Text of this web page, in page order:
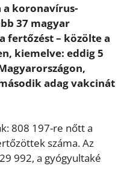
a koronavírus-
37 magyar
fertőzést – közölte a
kiemelve: eddig 5
adag vakcinát
808 197-re nőtt a
száma. Az
992, a gyógyultaké